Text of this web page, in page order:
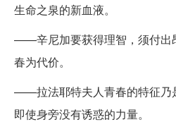
生命之泉的新血液。
——辛尼加要获得理智，须付出
春为代价。
——拉法耶特夫人青春的特征乃
即使身旁没有诱惑的力量。